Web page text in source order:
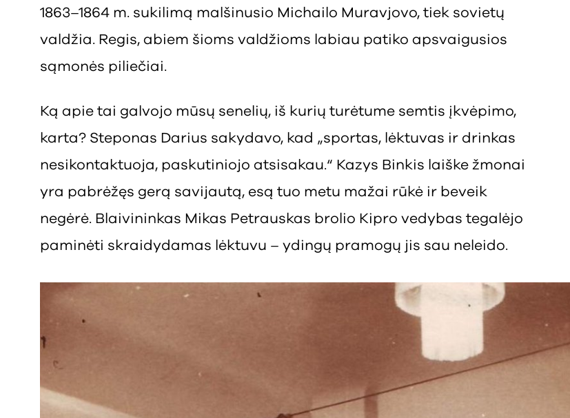
1863–1864 m. sukilimą malšinusio Michailo Muravjovo, tiek sovietų
valdžia. Regis, abiem šioms valdžioms labiau patiko apsvaigusios
sąmonės piliečiai.
Ką apie tai galvojo mūsų senelių, iš kurių turėtume semtis įkvėpimo,
karta? Steponas Darius sakydavo, kad „sportas, lėktuvas ir drinkas
nesikontaktuoja, paskutiniojo atsisakau.“ Kazys Binkis laiške žmonai
yra pabrėžęs gerą savijautą, esą tuo metu mažai rūkė ir beveik
negėrė. Blaivininkas Mikas Petrauskas brolio Kipro vedybas tegalėjo
paminėti skraidydamas lėktuvu – ydingų pramogų jis sau neleido.